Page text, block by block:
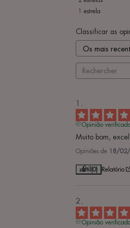
estrela
Classificar as
Opinião
Muito bom,
Opiniões de 18/
Útil (0) Relatório
Opinião